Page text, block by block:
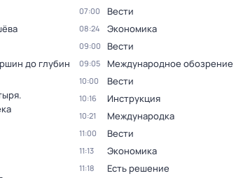
до глубин
07:00 Вести
08:24 Экономика
09:00 Вести
09:05 Международное обозрение
10:00 Вести
10:16 Инструкция
10:21 Международка
11:00 Вести
11:13 Экономика
11:18 Есть решение